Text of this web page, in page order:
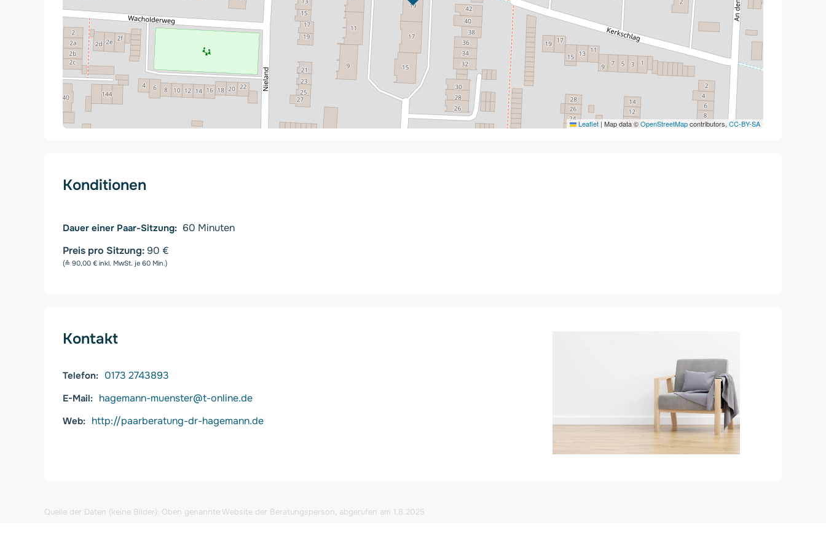
Leaflet | Map data ©OpenStreetMapcontributors, CC-BY-SA
Konditionen
Dauer einer Paar-Sitzung 60 Minuten
Preis pro Sitzung:90 €
(≙ 90,00 € inkl. MwSt. je 60 Min.)
Kontakt
Telefon 0173 2743893
E-Mail hagemann-muenster@t-online.de
Web http://paarberatung-dr-hagemann.de
Quelle der Daten (keine Bilder): Oben genannte Website der Beratungsperson, abgerufen am 1.8.2025